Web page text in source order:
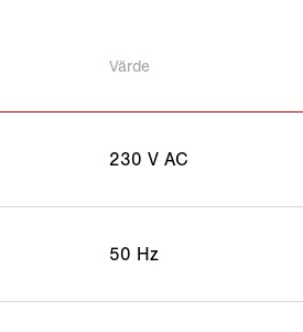
Värde
230 V AC
50 Hz